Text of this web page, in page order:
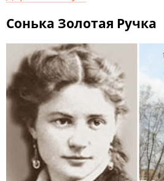
Сонька Золотая Ручка